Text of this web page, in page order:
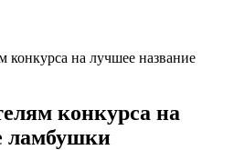
конкурса на лучшее название
конкурса на
ламбушки